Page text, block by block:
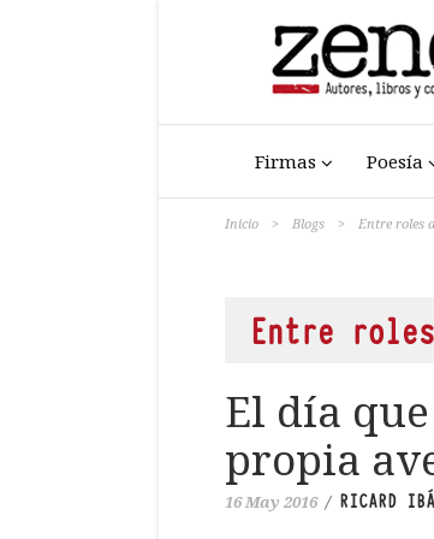
Firmas Poesía
Inicio > Blogs > Entre roles
Entre
El día
propia
16 May 2016 / RICARD